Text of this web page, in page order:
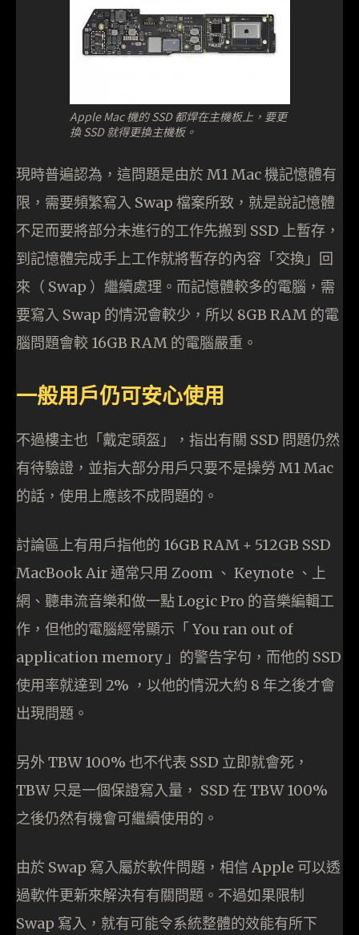
Apple Mac 機的 SSD 都焊在主機板上，要更
換 SSD 就得更換主機板。
現時普遍認為，這問題是由於 M1 Mac 機記憶體有
限，需要頻繁寫入 Swap 檔案所致，就是說記憶體
不足而要將部分未進行的工作先搬到 SSD 上暫存，
到記憶體完成手上工作就將暫存的內容「交換」回
來（ Swap ）繼續處理。而記憶體較多的電腦，需
要寫入 Swap 的情況會較少，所以 8GB RAM 的電
腦問題會較 16GB RAM 的電腦嚴重。
一般用戶仍可安心使用
不過樓主也「戴定頭盔」，指出有關 SSD 問題仍然
有待驗證，並指大部分用戶只要不是操勞 M1 Mac
的話，使用上應該不成問題的。
討論區上有用戶指他的 16GB RAM + 512GB SSD
MacBook Air 通常只用 Zoom 、 Keynote 、上
網、聽串流音樂和做一點 Logic Pro 的音樂編輯工
作，但他的電腦經常顯示「 You ran out of
application memory 」的警告字句，而他的 SSD
使用率就達到 2% ，以他的情況大約 8 年之後才會
出現問題。
另外 TBW 100% 也不代表 SSD 立即就會死，
TBW 只是一個保證寫入量， SSD 在 TBW 100%
之後仍然有機會可繼續使用的。
由於 Swap 寫入屬於軟件問題，相信 Apple 可以透
過軟件更新來解決有有關問題。不過如果限制
Swap 寫入，就有可能令系統整體的效能有所下